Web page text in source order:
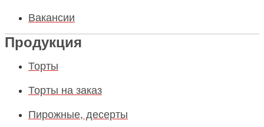
Вакансии
Продукция
Торты
Торты на заказ
Пирожные, десерты